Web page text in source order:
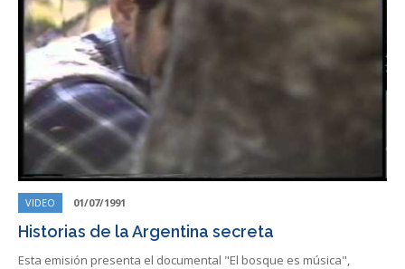
VIDEO 01/07/1991
Historias de la Argentina secreta
Esta emisión presenta el documental "El bosque es música",